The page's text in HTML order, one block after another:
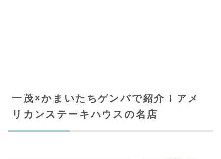
一茂×かまいたちゲンバで紹介！アメ
リカンステーキハウスの名店